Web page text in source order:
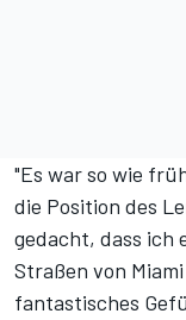
"Es war so wie
die Position des
gedacht, dass ich
Straßen von
fantastisches